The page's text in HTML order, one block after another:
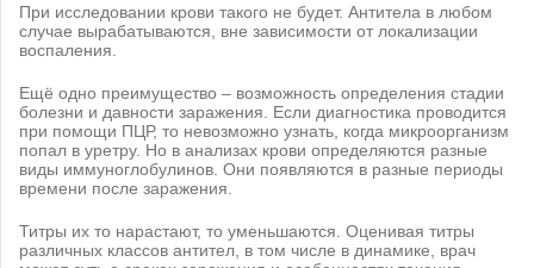
При исследовании крови такого не будет. Антитела в любом
случае вырабатываются, вне зависимости от локализации
воспаления.
Ещё одно преимущество – возможность определения стадии
болезни и давности заражения. Если диагностика проводится
при помощи ПЦР, то невозможно узнать, когда микроорганизм
попал в уретру. Но в анализах крови определяются разные
виды иммуноглобулинов. Они появляются в разные периоды
времени после заражения.
Титры их то нарастают, то уменьшаются. Оценивая титры
различных классов антител, в том числе в динамике, врач